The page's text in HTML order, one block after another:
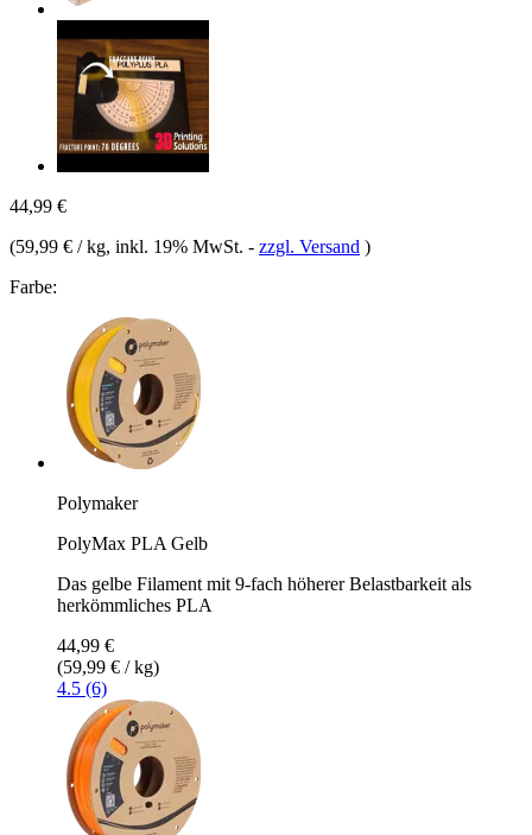
44,99 €
(59,99 € / kg, inkl. 19% MwSt. - zzgl. Versand )
Farbe:
Polymaker
PolyMax PLA Gelb
Das gelbe Filament mit 9-fach höherer Belastbarkeit als
herkömmliches PLA
44,99 €
(59,99 € / kg)
4.5 (6)